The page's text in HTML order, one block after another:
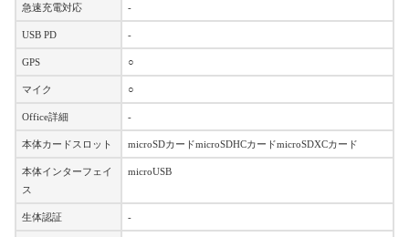
急速充電対応 -
USB PD -
GPS ○
マイク ○
Office詳細 -
本体カードスロット microSDカードmicroSDHCカードmicroSDXCカード
本体インターフェイ
ス
microUSB
生体認証 -